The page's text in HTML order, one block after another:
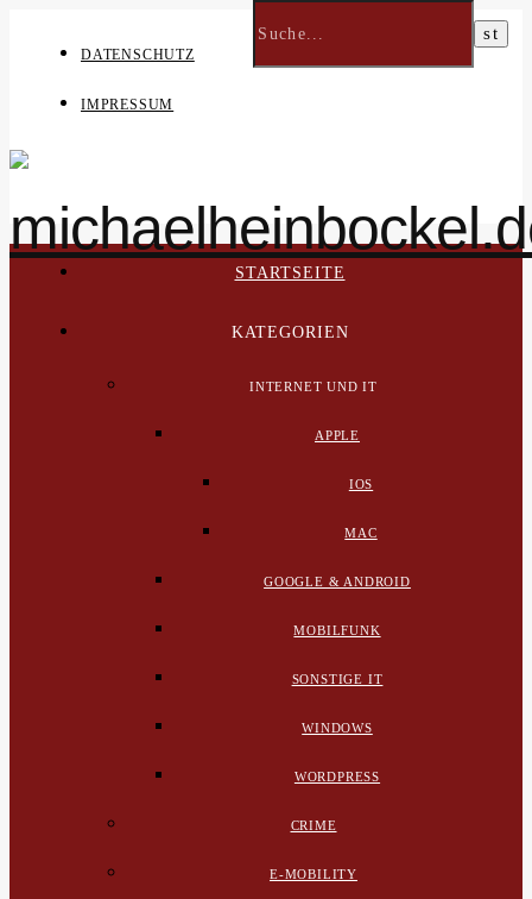
DATENSCHUTZ
IMPRESSUM
STARTSEITE
KATEGORIEN
INTERNET UND IT
APPLE
IOS
MAC
GOOGLE & ANDROID
MOBILFUNK
SONSTIGE IT
WINDOWS
WORDPRESS
CRIME
E-MOBILITY